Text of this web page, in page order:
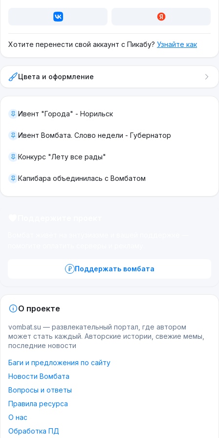
Хотите перенести свой аккаунт с Пикабу? Узнайте как
Цвета и оформление
Ивент "Города" - Норильск
Ивент Вомбата. Слово недели - Губернатор
Конкурс "Лету все рады"
Капибара объединилась с Вомбатом
Поддержать вомбата
О проекте
vombat.su — развлекательный портал, где автором
может стать каждый. Авторские истории, свежие мемы,
последние новости
Баги и предложения по сайту
Новости Вомбата
Вопросы и ответы
Правила ресурса
О нас
Обработка ПД